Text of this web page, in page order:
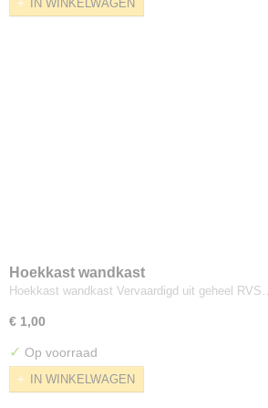
IN WINKELWAGEN
Hoekkast wandkast
Hoekkast wandkast Vervaardigd uit geheel RVS…
€ 1,00
✓ Op voorraad
IN WINKELWAGEN